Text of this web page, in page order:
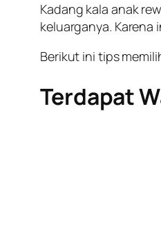
Kadang kala anak
keluarganya.
Berikut ini tips
Terdapat